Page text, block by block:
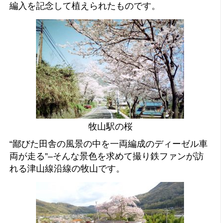
編入を記念して植えられたものです。
牧山駅の桜
“鄙びた田舎の風景の中を一両編成のディーゼル車
両が走る”–そんな景色を求めて撮り鉄ファンが訪
れる津山線沿線の牧山です。